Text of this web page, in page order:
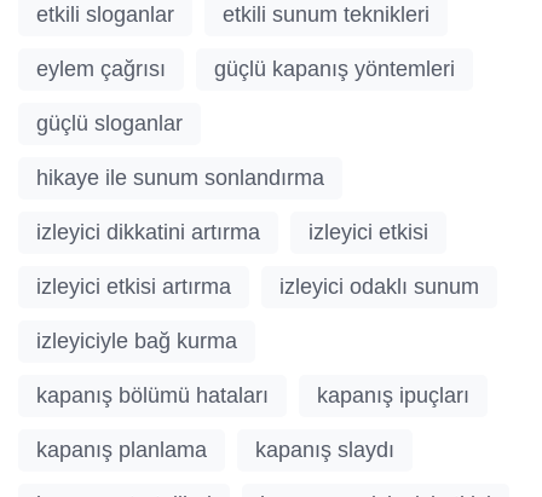
etkili sloganlar etkili sunum teknikleri
eylem çağrısı güçlü kapanış yöntemleri
güçlü sloganlar
hikaye ile sunum sonlandırma
izleyici dikkatini artırma izleyici etkisi
izleyici etkisi artırma izleyici odaklı sunum
izleyiciyle bağ kurma
kapanış bölümü hataları kapanış ipuçları
kapanış planlama kapanış slaydı